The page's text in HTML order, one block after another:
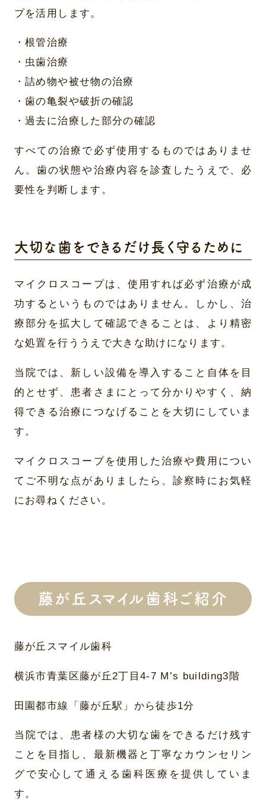
プを活用します。
・根管治療
・虫歯治療
・詰め物や被せ物の治療
・歯の亀裂や破折の確認
・過去に治療した部分の確認
すべての治療で必ず使用するものではありませ
ん。歯の状態や治療内容を診査したうえで、必
要性を判断します。
大切な歯をできるだけ長く守るために
マイクロスコープは、使用すれば必ず治療が成
功するというものではありません。しかし、治
療部分を拡大して確認できることは、より精密
な処置を行ううえで大きな助けになります。
当院では、新しい設備を導入すること自体を目
的とせず、患者さまにとって分かりやすく、納
得できる治療につなげることを大切にしていま
す。
マイクロスコープを使用した治療や費用につい
てご不明な点がありましたら、診察時にお気軽
にお尋ねください。
藤が丘スマイル歯科ご紹介
藤が丘スマイル歯科
横浜市青葉区藤が丘2丁目4-7 M’s building3階
田園都市線「藤が丘駅」から徒歩1分
当院では、患者様の大切な歯をできるだけ残す
ことを目指し、最新機器と丁寧なカウンセリン
グで安心して通える歯科医療を提供していま
す。